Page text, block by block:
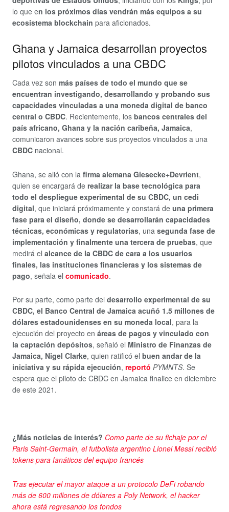
lo que en los próximos días vendrán más equipos a su
ecosistema blockchain para aficionados.
Ghana y Jamaica desarrollan proyectos
pilotos vinculados a una CBDC
Cada vez son más países de todo el mundo que se
encuentran investigando, desarrollando y probando sus
capacidades vinculadas a una moneda digital de banco
central o CBDC. Recientemente, los bancos centrales del
país africano, Ghana y la nación caribeña, Jamaica,
comunicaron avances sobre sus proyectos vinculados a una
CBDC nacional.
Ghana, se alió con la firma alemana Giesecke+Devrient,
quien se encargará de realizar la base tecnológica para
todo el despliegue experimental de su CBDC, un cedi
digital, que iniciará próximamente y constará de una primera
fase para el diseño, donde se desarrollarán capacidades
técnicas, económicas y regulatorias, una segunda fase de
implementación y finalmente una tercera de pruebas, que
medirá el alcance de la CBDC de cara a los usuarios
finales, las instituciones financieras y los sistemas de
pago, señala el comunicado.
Por su parte, como parte del desarrollo experimental de su
CBDC, el Banco Central de Jamaica acuñó 1.5 millones de
dólares estadounidenses en su moneda local, para la
ejecución del proyecto en áreas de pagos y vinculado con
la captación depósitos, señaló el Ministro de Finanzas de
Jamaica, Nigel Clarke, quien ratificó el buen andar de la
iniciativa y su rápida ejecución, reportó PYMNTS. Se
espera que el piloto de CBDC en Jamaica finalice en diciembre
de este 2021.
¿Más noticias de interés? Como parte de su fichaje por el
Paris Saint-Germain, el futbolista argentino Lionel Messi recibió
tokens para fanáticos del equipo francés
Tras ejecutar el mayor ataque a un protocolo DeFi robando
más de 600 millones de dólares a Poly Network, el hacker
ahora está regresando los fondos